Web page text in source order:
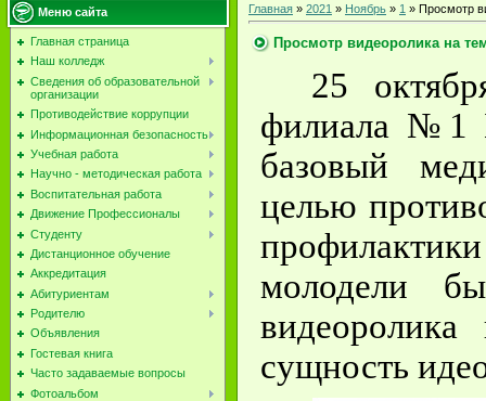
Меню сайта
Главная страница
Наш колледж
Сведения об образовательной
организации
Противодействие коррупции
Информационная безопасность
Учебная работа
Научно - методическая работа
Воспитательная работа
Движение Профессионалы
Студенту
Дистанционное обучение
Аккредитация
Абитуриентам
Родителю
Объявления
Гостевая книга
Часто задаваемые вопросы
Фотоальбом
Главная » 2021 » Ноябрь » 1 » Просмотр
Просмотр видеоролика на
25
филиала №1
базовый
целью
молодели
сущность